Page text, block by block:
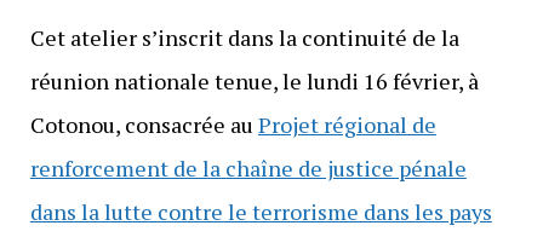
Cet atelier s’inscrit dans la continuité de la
réunion nationale tenue, le lundi 16 février, à
Cotonou, consacrée au Projet régional de
renforcement de la chaîne de justice pénale
dans la lutte contre le terrorisme dans les pays